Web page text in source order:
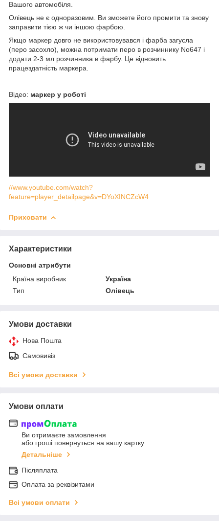
Вашого автомобіля.
Олівець не є одноразовим. Ви зможете його промити та знову
заправити тією ж чи іншою фарбою.
Якщо маркер довго не використовувався і фарба загусла
(перо засохло), можна потримати перо в розчиннику No647 і
додати 2-3 мл розчинника в фарбу. Це відновить
працездатність маркера.
Відео: маркер у роботі
//www.youtube.com/watch?
feature=player_detailpage&v=DYoXINCZcW4
Приховати
Характеристики
Основні атрибути
Країна виробник
Україна
Тип
Олівець
Умови доставки
Нова Пошта
Самовивіз
Всі умови доставки
Умови оплати
Ви отримаєте замовлення
або гроші повернуться на вашу картку
Детальніше
Післяплата
Оплата за реквізитами
Всі умови оплати